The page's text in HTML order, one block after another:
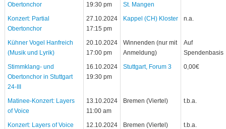
Obertonchor
19:30 pm
St. Mangen
Konzert: Partial
Obertonchor
27.10.2024
17:15 pm
Kappel (CH) Kloster n.a.
Kühner Vogel Hanfreich
(Musik und Lyrik)
20.10.2024
17:00 pm
Winnenden (nur mit
Anmeldung)
Auf
Spendenbasis
Stimmklang- und
Obertonchor in Stuttgart
24-III
16.10.2024
19:30 pm
Stuttgart, Forum 3 0,00€
Matinee-Konzert: Layers
of Voice
13.10.2024
11:00 am
Bremen (Viertel) t.b.a.
Konzert: Layers of Voice
12.10.2024
Bremen (Viertel) t.b.a.